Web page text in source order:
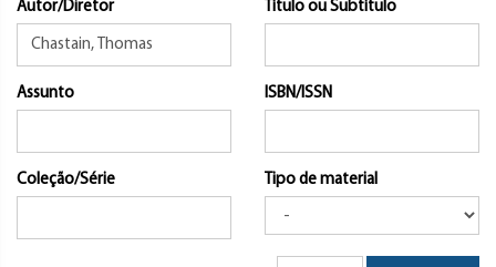
Autor/Diretor Título ou Subtítulo
Assunto ISBN/ISSN
Coleção/Série Tipo de material